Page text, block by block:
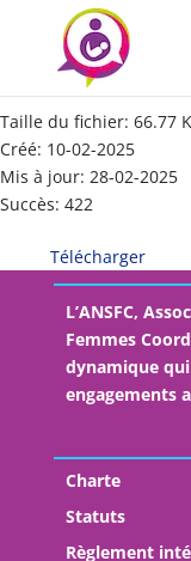
Conditions
Taille du fichier: 66.77
Créé: 10-02-2025
Mis à jour: 28-02-2025
Succès: 422
Télécharger
L’ANSFC,
Femmes
dynamique
engagements
Charte
Statuts
Règlement